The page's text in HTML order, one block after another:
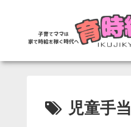
児童手当